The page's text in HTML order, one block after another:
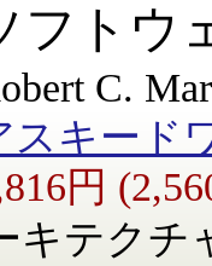
フトウ
C.
スキード
円
キテクチ